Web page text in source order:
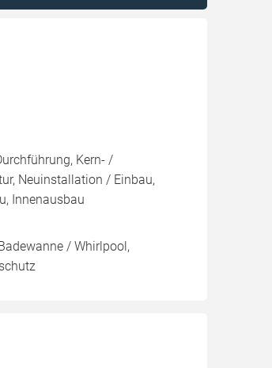
Kern- /
Neuinstallation / Einbau,
Innenausbau
/ Whirlpool,